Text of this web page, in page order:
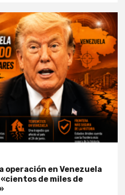
operación en Venezuela
de miles de